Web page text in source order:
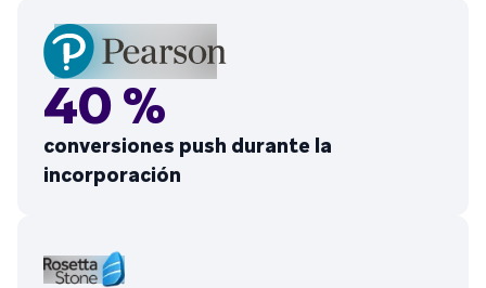
40 %
conversiones push durante la
incorporación